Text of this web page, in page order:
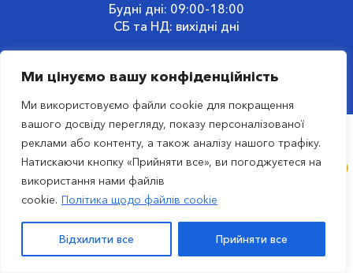
Ми цінуємо вашу конфіденційність
Ми використовуємо файли cookie для покращення
вашого досвіду перегляду, показу персоналізованої
реклами або контенту, а також аналізу нашого трафіку.
Натискаючи кнопку «Прийняти все», ви погоджуєтеся на
використання нами файлів
cookie. Політика щодо файлів cookie
Відхилити все Прийняти все
Будні дні: 09:00-18:00
СБ та НД: вихідні дні
02660, Україна, Київ
ru
© 2023 Транспортна компанія SAT
вул. Гродненська, 32, м. Київ, Україна. |